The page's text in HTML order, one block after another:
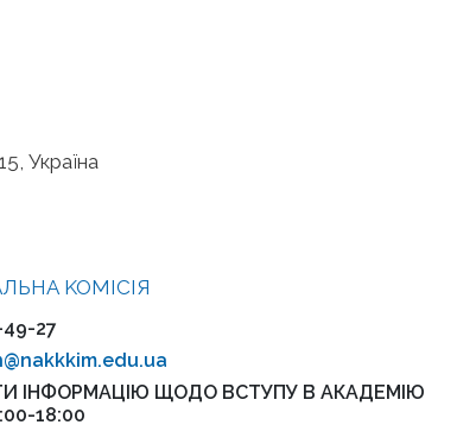
Україна
KOMІСІЯ
27
ІНФОРМАЦІЮ ЩОДО ВСТУПУ В АКАДЕМІЮ
18:00